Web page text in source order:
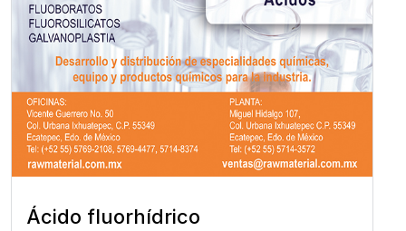
Ácido fluorhídrico